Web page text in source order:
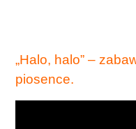
„Halo, halo” –
piosence.